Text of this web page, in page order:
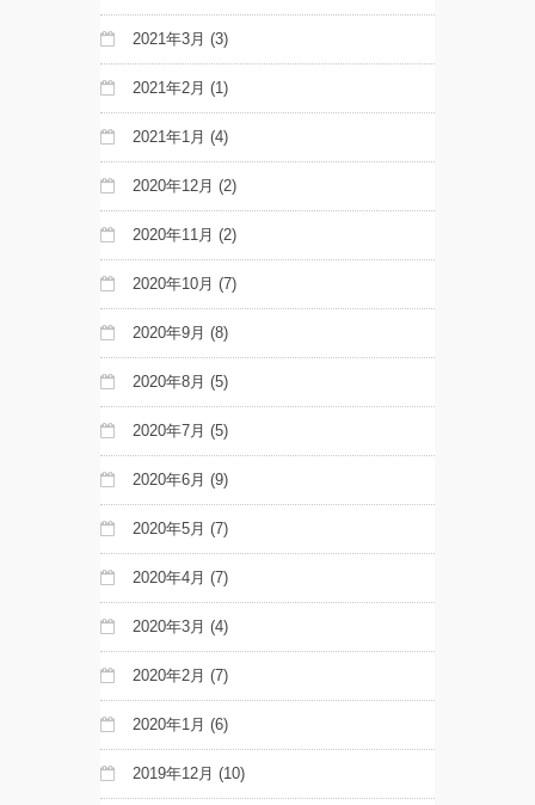
2021年3月 (3)
2021年2月 (1)
2021年1月 (4)
2020年12月 (2)
2020年11月 (2)
2020年10月 (7)
2020年9月 (8)
2020年8月 (5)
2020年7月 (5)
2020年6月 (9)
2020年5月 (7)
2020年4月 (7)
2020年3月 (4)
2020年2月 (7)
2020年1月 (6)
2019年12月 (10)